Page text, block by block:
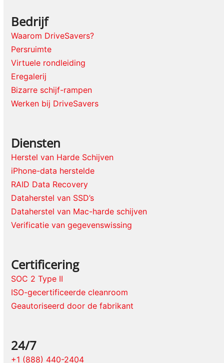
Bedrijf
Waarom DriveSavers?
Persruimte
Virtuele rondleiding
Eregalerij
Bizarre schijf-rampen
Werken bij DriveSavers
Diensten
Herstel van Harde Schijven
iPhone-data herstelde
RAID Data Recovery
Dataherstel van SSD’s
Dataherstel van Mac-harde schijven
Verificatie van gegevenswissing
Certificering
SOC 2 Type II
ISO-gecertificeerde cleanroom
Geautoriseerd door de fabrikant
24/7
+1 (888) 440-2404